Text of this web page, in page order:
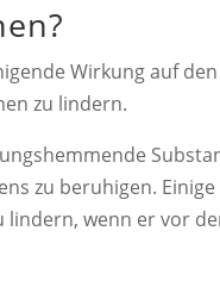
Wirkung auf den
zu lindern.
zu beruhigen. Einige
lindern, wenn er vor